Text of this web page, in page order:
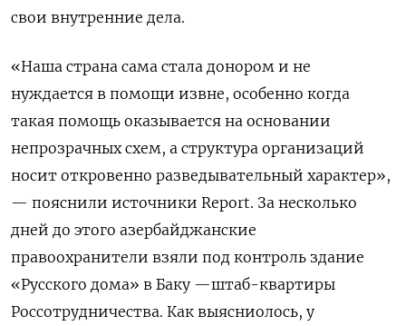
свои внутренние дела.
«Наша страна сама стала донором и не
нуждается в помощи извне, особенно когда
такая помощь оказывается на основании
непрозрачных схем, а структура организаций
носит откровенно разведывательный характер»,
— пояснили источники Report. За несколько
дней до этого азербайджанские
правоохранители взяли под контроль здание
«Русского дома» в Баку —штаб-квартиры
Россотрудничества. Как выясниолось, у